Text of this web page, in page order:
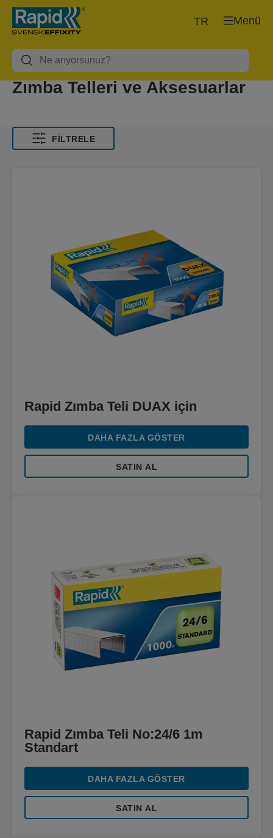
Menü
TR
Zımba Telleri ve Aksesuarlar
FILTRELE
Rapid Zımba Teli DUAX için
DAHA FAZLA GÖSTER
SATIN AL
Rapid Zımba Teli No:24/6 1m
Standart
DAHA FAZLA GÖSTER
SATIN AL